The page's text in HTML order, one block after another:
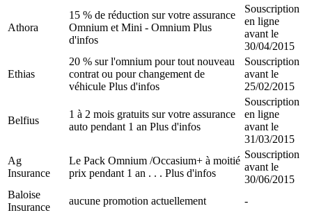
Athora
15 % de réduction sur votre assurance
Omnium et Mini - Omnium Plus
d'infos
Souscription
en ligne
avant le
30/04/2015
Ethias
20 % sur l'omnium pour tout nouveau
contrat ou pour changement de
véhicule Plus d'infos
Souscription
avant le
25/02/2015
Belfius
1 à 2 mois gratuits sur votre assurance
auto pendant 1 an Plus d'infos
Souscription
en ligne
avant le
31/03/2015
Ag
Insurance
Le Pack Omnium /Occasium+ à moitié
prix pendant 1 an . . . Plus d'infos
Souscription
avant le
30/06/2015
Baloise
Insurance
aucune promotion actuellement -